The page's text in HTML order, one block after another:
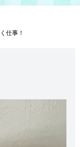
仕事！